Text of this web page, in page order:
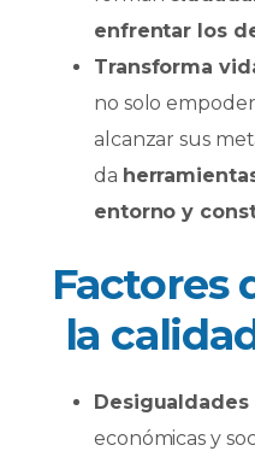
enfrentar los
Transforma
no solo
alcanzar sus
da
entorno y
Factores
la
Desigualdades
económicas y